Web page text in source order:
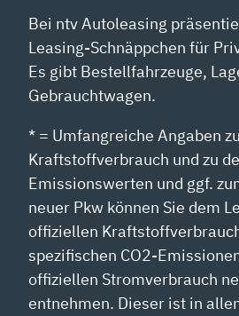
Bei ntv Autoleasing
Leasing-Schnäppchen für
Es gibt Bestellfahrzeuge,
Gebrauchtwagen.
* = Umfangreiche Angaben
Kraftstoffverbrauch und zu
Emissionswerten und ggf.
neuer Pkw können Sie dem
offiziellen
spezifischen CO2-
offiziellen Stromverbrauch
entnehmen. Dieser ist in